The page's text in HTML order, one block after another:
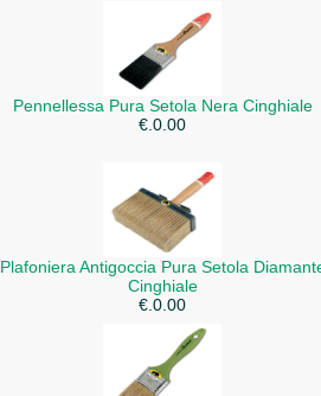
Pennellessa Pura Setola Nera Cinghiale
€.0.00
Plafoniera Antigoccia Pura Setola
Cinghiale
€.0.00